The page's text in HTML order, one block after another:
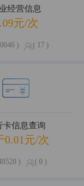
经营信息
元/次
) ( 17 )
卡信息查询
0.01元/次
) ( 0 )